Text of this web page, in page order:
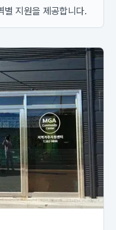
별 지원을 제공합니다.